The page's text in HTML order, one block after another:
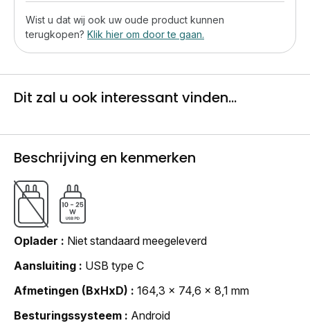
Wist u dat wij ook uw oude product kunnen
terugkopen? Klik hier om door te gaan.
Dit zal u ook interessant vinden...
Beschrijving en kenmerken
Oplader
Niet standaard meegeleverd
Aansluiting
USB type C
Afmetingen (BxHxD)
164,3 x 74,6 x 8,1 mm
Besturingssysteem
Android